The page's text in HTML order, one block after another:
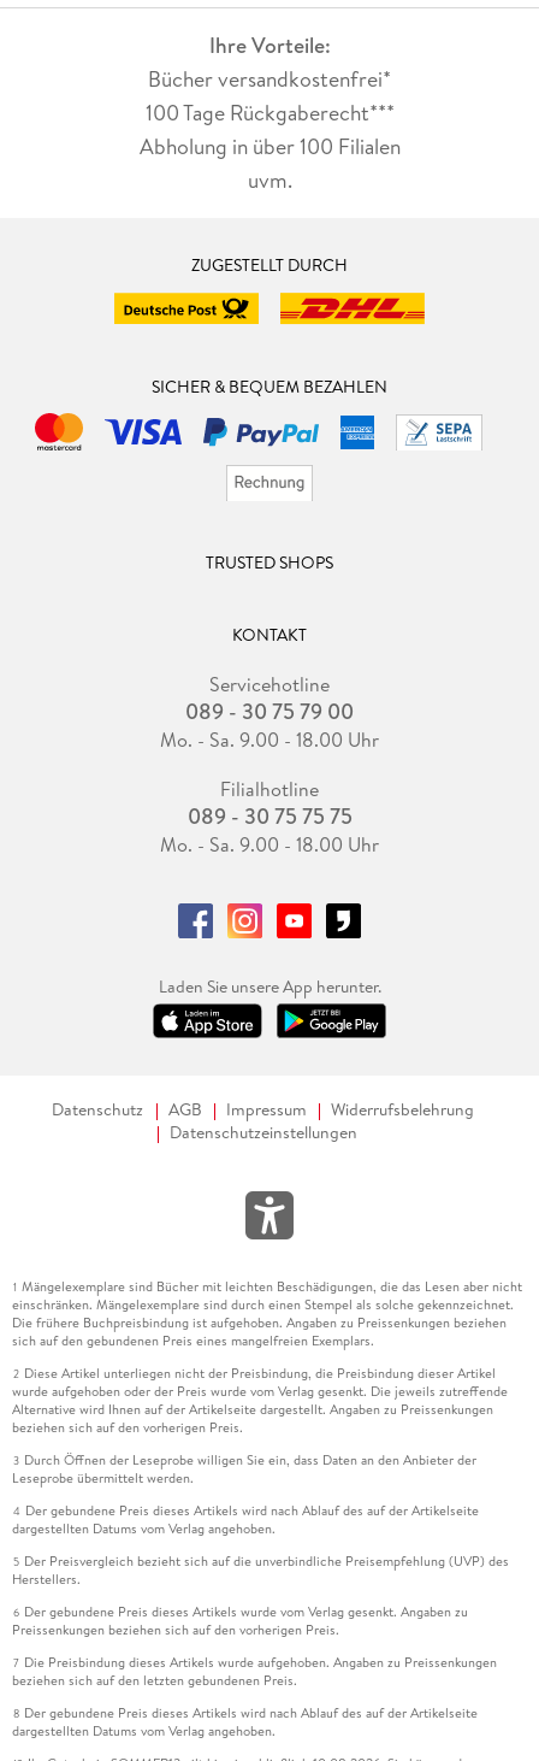
Ihre Vorteile:
Bücher versandkostenfrei*
100 Tage Rückgaberecht***
Abholung in über 100 Filialen
uvm.
ZUGESTELLT DURCH
SICHER & BEQUEM BEZAHLEN
TRUSTED SHOPS
KONTAKT
Servicehotline
089 - 30 75 79 00
Mo. - Sa. 9.00 - 18.00 Uhr
Filialhotline
089 - 30 75 75 75
Mo. - Sa. 9.00 - 18.00 Uhr
Laden Sie unsere App herunter.
Datenschutz AGB Impressum
Widerrufsbelehrung
Datenschutzeinstellungen
1 Mängelexemplare sind Bücher mit leichten Beschädigungen, die das Lesen aber nicht
einschränken. Mängelexemplare sind durch einen Stempel als solche gekennzeichnet.
Die frühere Buchpreisbindung ist aufgehoben. Angaben zu Preissenkungen beziehen
sich auf den gebundenen Preis eines mangelfreien Exemplars.
2 Diese Artikel unterliegen nicht der Preisbindung, die Preisbindung dieser Artikel
wurde aufgehoben oder der Preis wurde vom Verlag gesenkt. Die jeweils zutreffende
Alternative wird Ihnen auf der Artikelseite dargestellt. Angaben zu Preissenkungen
beziehen sich auf den vorherigen Preis.
3 Durch Öffnen der Leseprobe willigen Sie ein, dass Daten an den Anbieter der
Leseprobe übermittelt werden.
4 Der gebundene Preis dieses Artikels wird nach Ablauf des auf der Artikelseite
dargestellten Datums vom Verlag angehoben.
5 Der Preisvergleich bezieht sich auf die unverbindliche Preisempfehlung (UVP) des
Herstellers.
6 Der gebundene Preis dieses Artikels wurde vom Verlag gesenkt. Angaben zu
Preissenkungen beziehen sich auf den vorherigen Preis.
7 Die Preisbindung dieses Artikels wurde aufgehoben. Angaben zu Preissenkungen
beziehen sich auf den letzten gebundenen Preis.
8 Der gebundene Preis dieses Artikels wird nach Ablauf des auf der Artikelseite
dargestellten Datums vom Verlag angehoben.